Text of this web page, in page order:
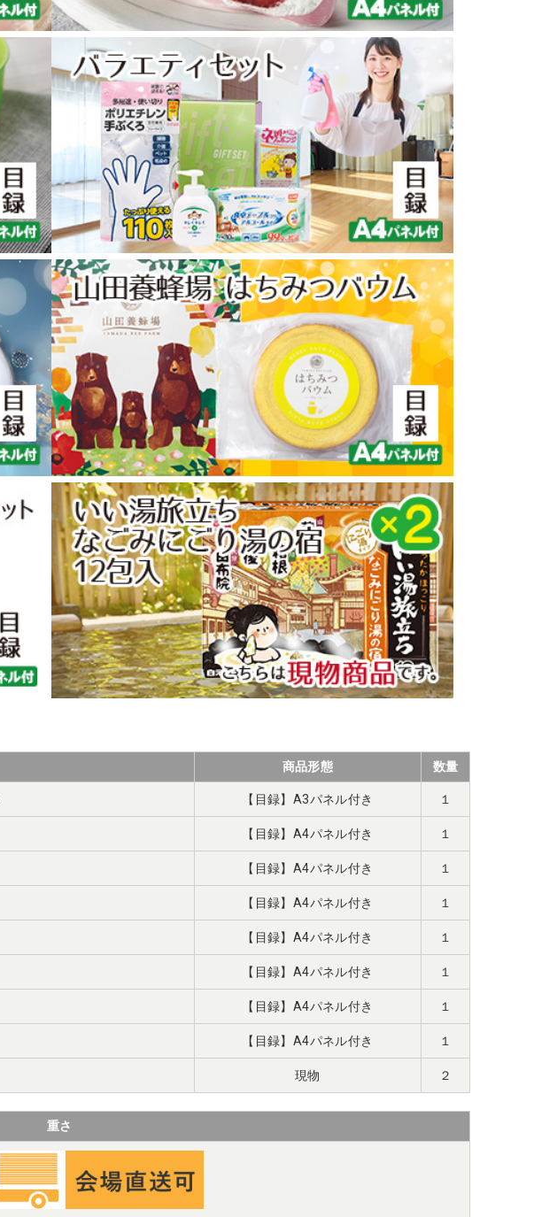
商品形態 数量
【目録】A3パネル付き １
【目録】A4パネル付き １
【目録】A4パネル付き １
【目録】A4パネル付き １
【目録】A4パネル付き １
【目録】A4パネル付き １
【目録】A4パネル付き １
【目録】A4パネル付き １
現物 ２
重さ